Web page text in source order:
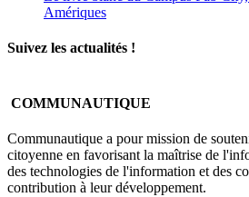
Amériques
Suivez les actualités !
COMMUNAUTIQUE
Communautique a pour mission de
citoyenne en favorisant la maîtrise de
des technologies de l'information et des
contribution à leur développement.